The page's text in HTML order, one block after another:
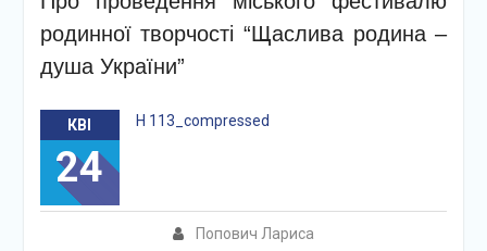
родинної творчості “Щаслива родина –
душа України”
КВІ
24
Попович Лариса
Н 113_compressed